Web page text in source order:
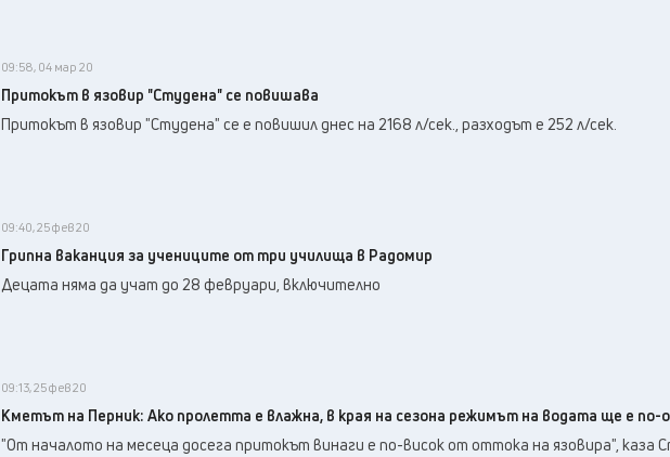
09:58, 04 мар 20
Притокът в язовир "Студена" се повишава
Притокът в язовир "Студена" се е повишил днес на 2168 л/сек., разходът е 252 л/сек.
09:40, 25 фев 20
Грипна ваканция за учениците от три училища в Радомир
Децата няма да учат до 28 февруари, включително
09:13, 25 фев 20
Кметът на Перник: Ако пролетта е влажна, в края на сезона режимът на водата ще е по-
"От началото на месеца досега притокът винаги е по-висок от оттока на язовира", каза